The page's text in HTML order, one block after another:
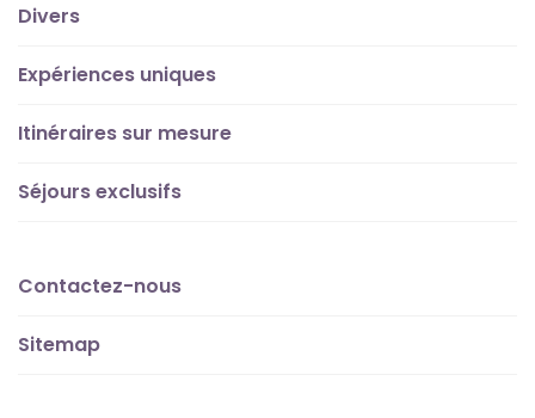
Divers
Expériences uniques
Itinéraires sur mesure
Séjours exclusifs
Contactez-nous
Sitemap